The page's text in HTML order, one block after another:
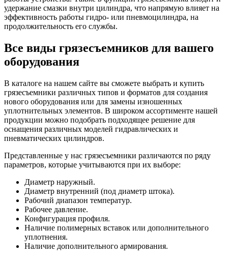
удержание смазки внутри цилиндра, что напрямую влияет на
эффективность работы гидро- или пневмоцилиндра, на
продолжительность его службы.
Все виды грязесъемников для вашего
оборудования
В каталоге на нашем сайте вы сможете выбрать и купить
грязесъемники различных типов и форматов для создания
нового оборудования или для замены изношенных
уплотнительных элементов. В широком ассортименте нашей
продукции можно подобрать подходящее решение для
оснащения различных моделей гидравлических и
пневматических цилиндров.
Представленные у нас грязесъемники различаются по ряду
параметров, которые учитываются при их выборе:
Диаметр наружный.
Диаметр внутренний (под диаметр штока).
Рабочий диапазон температур.
Рабочее давление.
Конфигурация профиля.
Наличие полимерных вставок или дополнительного
уплотнения.
Наличие дополнительного армирования.